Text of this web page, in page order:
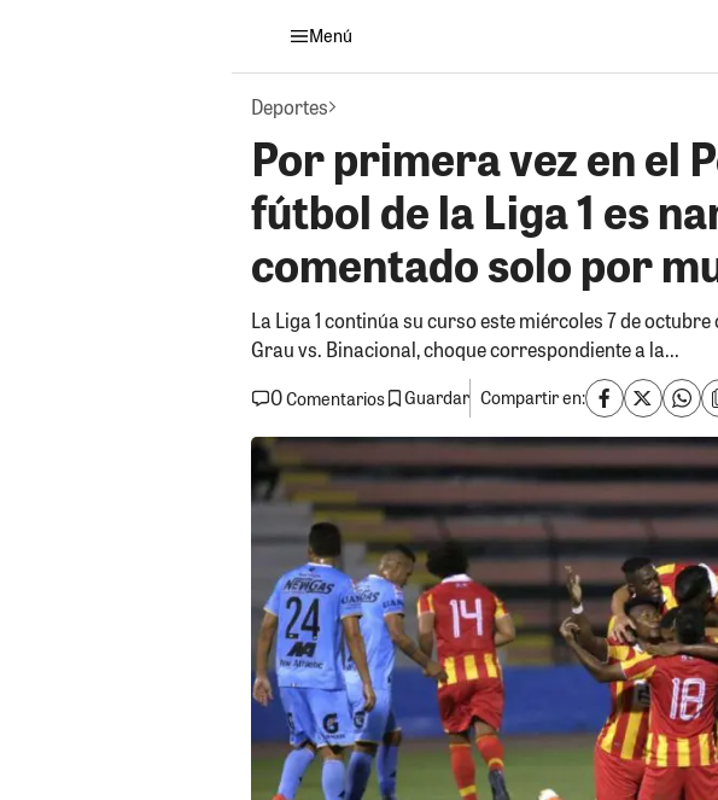
Menú
Deportes
Por primera vez en el
fútbol de la Liga 1 es
comentado solo por
La Liga 1 continúa su curso este miércoles 7 de
Grau vs. Binacional, choque correspondiente a la...
0Comentarios Guardar Compartir en: